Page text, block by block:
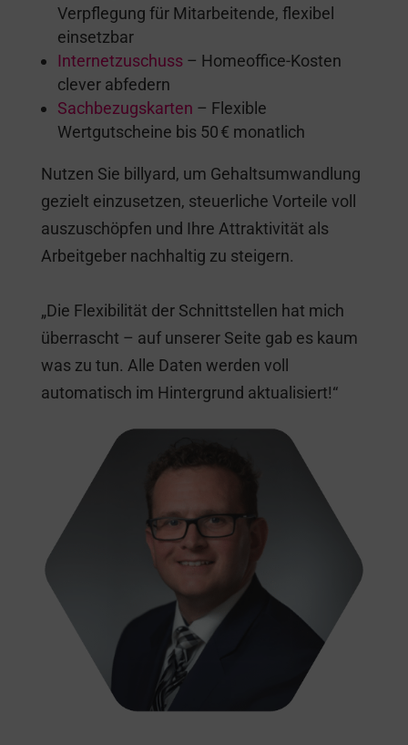
Verpflegung für Mitarbeitende, flexibel
einsetzbar
Internetzuschuss – Homeoffice-Kosten
clever abfedern
Sachbezugskarten – Flexible
Wertgutscheine bis 50 € monatlich
Nutzen Sie billyard, um Gehaltsumwandlung
gezielt einzusetzen, steuerliche Vorteile voll
auszuschöpfen und Ihre Attraktivität als
Arbeitgeber nachhaltig zu steigern.
„Die Flexibilität der Schnittstellen hat mich
überrascht – auf unserer Seite gab es kaum
was zu tun. Alle Daten werden voll
automatisch im Hintergrund aktualisiert!“